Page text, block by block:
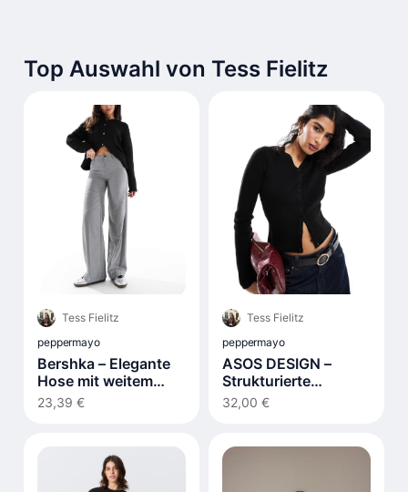
Top Auswahl von Tess Fielitz
Tess Fielitz
peppermayo
Bershka – Elegante
Hose mit weitem
Bein in Grau
23,39 €
Tess Fielitz
peppermayo
ASOS DESIGN –
Strukturierte
Strickjacke in
Schwarz mit hoch
Ausschnitt
32,00 €